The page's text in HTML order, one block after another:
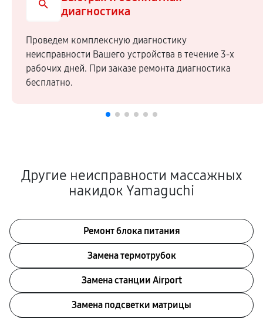
диагностика
Проведем комплексную диагностику
неисправности Вашего устройства в течение 3-х
рабочих дней. При заказе ремонта диагностика
бесплатно.
Другие неисправности массажных
накидок Yamaguchi
Ремонт блока питания
Замена термотрубок
Замена станции Airport
Замена подсветки матрицы